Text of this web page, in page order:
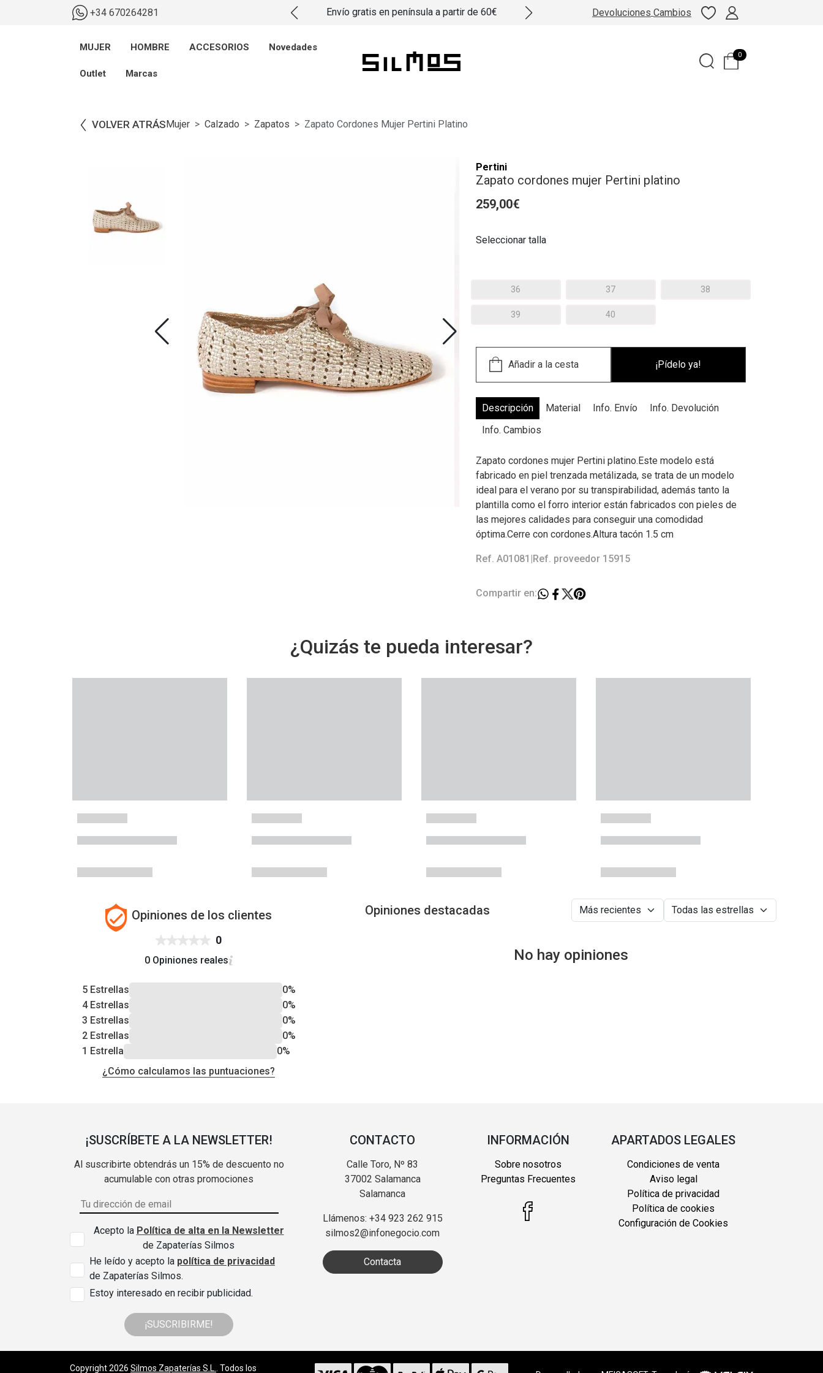
+34 670264281 Envío gratis en península a partir de 60€ Devoluciones Cambios
MUJER HOMBRE ACCESORIOS Novedades
Outlet Marcas
0
VOLVER ATRÁSMujer Calzado Zapatos Zapato Cordones Mujer Pertini Platino
Pertini
Zapato cordones mujer Pertini platino
259,00€
Seleccionar talla
36 37 38
39 40
¡Pídelo ya!
Descripción Material Info. Envío
Info. Devolución
Info. Cambios
Zapato cordones mujer Pertini platino.Este modelo está
fabricado en piel trenzada metálizada, se trata de un modelo
ideal para el verano por su transpirabilidad, además tanto la
plantilla como el forro interior están fabricados con pieles de
las mejores calidades para conseguir una comodidad
óptima.Cerre con cordones.Altura tacón 1.5 cm
Ref. A01081 |Ref. proveedor 15915
Compartir en:
¿Quizás te pueda interesar?
Opiniones de los clientes
0
0 Opiniones reales
5 Estrellas
0%
4 Estrellas
0%
3 Estrellas
0%
2 Estrellas
0%
1 Estrella
0%
¿Cómo calculamos las puntuaciones?
Opiniones destacadas
No hay opiniones
¡SUSCRÍBETE A LA NEWSLETTER!
Al suscribirte obtendrás un 15% de descuento no
acumulable con otras promociones
Acepto la Política de alta en la Newsletter
de Zapaterías Silmos
He leído y acepto la política de privacidad
de Zapaterías Silmos.
Estoy interesado en recibir publicidad.
¡SUSCRIBIRME!
CONTACTO
Calle Toro, Nº 83
37002 Salamanca
Salamanca
Llámenos: +34 923 262 915
silmos2@infonegocio.com
Contacta
INFORMACIÓN
Sobre nosotros
Preguntas Frecuentes
APARTADOS LEGALES
Condiciones de venta
Aviso legal
Política de privacidad
Política de cookies
Configuración de Cookies
Copyright 2026 Silmos Zapaterías S.L. . Todos los